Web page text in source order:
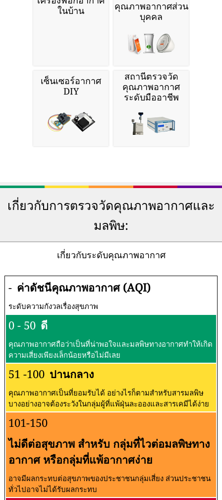
ในบ้าน
คุณภาพอากาศส่วน
บุคคล
เซ็นเซอร์อากาศ
DIY
สถานีตรวจวัด
คุณภาพอากาศ
ระดับมืออาชีพ
เกี่ยวกับการตรวจวัดคุณภาพอากาศและ
มลพิษ:
เกี่ยวกับระดับคุณภาพอากาศ
- ค่าดัชนีคุณภาพอากาศ (AQI)
ระดับความกังวลเรื่องสุขภาพ
0 - 50 ดี
คุณภาพอากาศถือว่าเป็นที่น่าพอใจและมลพิษทางอากาศทำให้เกิด
ความเสี่ยงเพียงเล็กน้อยหรือไม่มีเลย
51 -100 ปานกลาง
คุณภาพอากาศเป็นที่ยอมรับได้ อย่างไรก็ตามสำหรับสารมลพิษ
บางอย่างอาจต้องระวังในกลุ่มผู้ที่แพ้ฝุ่นละอองและสารเคมีได้ง่าย
101-150
ไม่ดีต่อสุขภาพ สำหรับ กลุ่มที่ไวต่อมลพิษทาง
อากาศ หรือกลุ่มที่แพ้อากาศง่าย
อาจมีผลกระทบต่อสุขภาพของประชาชนกลุ่มเสี่ยง ส่วนประชาชน
ทั่วไปอาจไม่ได้รับผลกระทบ